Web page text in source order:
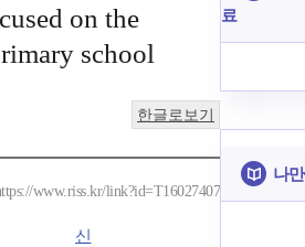
on the
school
한글로보기
www.riss.kr/link?id=T16027407
신
료
나